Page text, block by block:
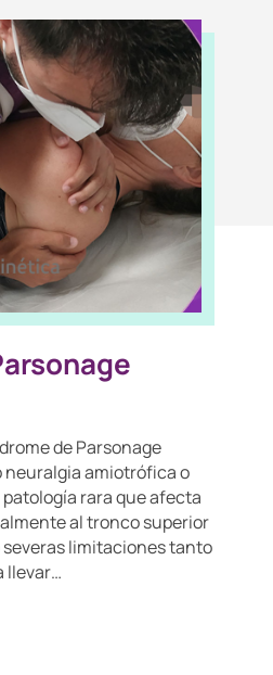
de Parsonage
neuralgia amiotrófica o
rara que afecta
al tronco superior
limitaciones tanto
llevar…